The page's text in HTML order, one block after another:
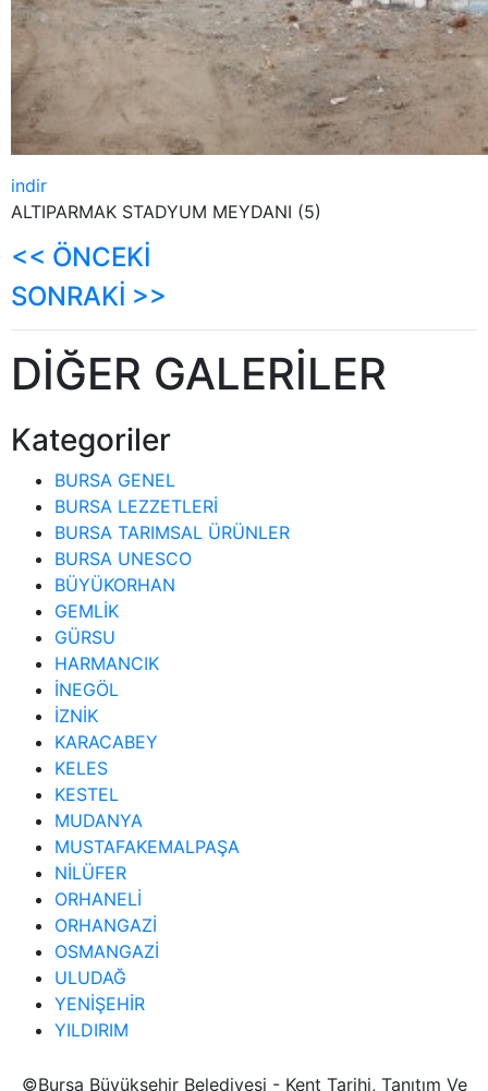
indir
ALTIPARMAK STADYUM MEYDANI (5)
<< ÖNCEKİ
SONRAKİ >>
DİĞER GALERİLER
Kategoriler
BURSA GENEL
BURSA LEZZETLERİ
BURSA TARIMSAL ÜRÜNLER
BURSA UNESCO
BÜYÜKORHAN
GEMLİK
GÜRSU
HARMANCIK
İNEGÖL
İZNİK
KARACABEY
KELES
KESTEL
MUDANYA
MUSTAFAKEMALPAŞA
NİLÜFER
ORHANELİ
ORHANGAZİ
OSMANGAZİ
ULUDAĞ
YENİŞEHİR
YILDIRIM
©Bursa Büyükşehir Belediyesi - Kent Tarihi, Tanıtım Ve